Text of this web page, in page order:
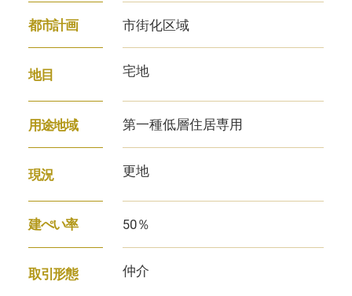
都市計画 市街化区域
地目 宅地
用途地域 第一種低層住居専用
現況 更地
建ぺい率 50％
取引形態 仲介